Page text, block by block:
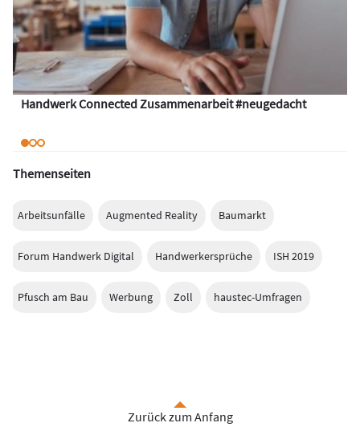
Handwerk Connected Zusammenarbeit #neugedacht
Themenseiten
Arbeitsunfälle Augmented Reality Baumarkt
Forum Handwerk Digital Handwerkersprüche ISH 2019
Pfusch am Bau Werbung Zoll haustec-Umfragen
Zurück zum Anfang